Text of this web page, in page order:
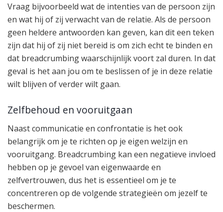
Vraag bijvoorbeeld wat de intenties van de persoon zijn
en wat hij of zij verwacht van de relatie. Als de persoon
geen heldere antwoorden kan geven, kan dit een teken
zijn dat hij of zij niet bereid is om zich echt te binden en
dat breadcrumbing waarschijnlijk voort zal duren. In dat
geval is het aan jou om te beslissen of je in deze relatie
wilt blijven of verder wilt gaan.
Zelfbehoud en vooruitgaan
Naast communicatie en confrontatie is het ook
belangrijk om je te richten op je eigen welzijn en
vooruitgang. Breadcrumbing kan een negatieve invloed
hebben op je gevoel van eigenwaarde en
zelfvertrouwen, dus het is essentieel om je te
concentreren op de volgende strategieën om jezelf te
beschermen.